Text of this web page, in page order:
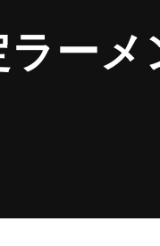
ラー